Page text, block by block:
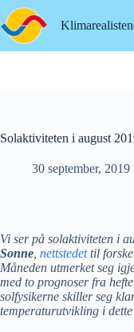
Hopp
til
innholdet
Solaktiviteten i august
30 september, 2019
Vi ser på solaktiviteten i
Sonne nettstedettil
Måneden utmerket seg
med to prognoser fra
solfysikerne skiller seg
temperaturutvikling i